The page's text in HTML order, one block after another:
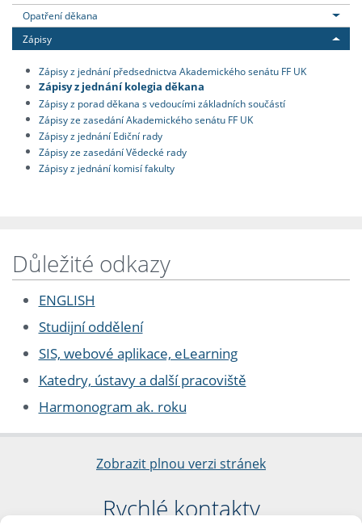
Opatření děkana
Zápisy
Zápisy z jednání předsednictva Akademického senátu FF UK
Zápisy z jednání kolegia děkana
Zápisy z porad děkana s vedoucími základních součástí
Zápisy ze zasedání Akademického senátu FF UK
Zápisy z jednání Ediční rady
Zápisy ze zasedání Vědecké rady
Zápisy z jednání komisí fakulty
Důležité odkazy
ENGLISH
Studijní oddělení
SIS, webové aplikace, eLearning
Katedry, ústavy a další pracoviště
Harmonogram ak. roku
Zobrazit plnou verzi stránek
Rychlé kontakty